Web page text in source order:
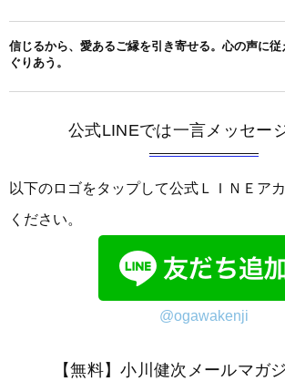
信じるから、愛あるご縁を引き寄せる。心の声に
ぐりあう。
公式LINEでは一言メッセー
以下のロゴをタップして公式ＬＩＮＥア
ください。
@ogawakenji
【無料】小川健次メールマガ